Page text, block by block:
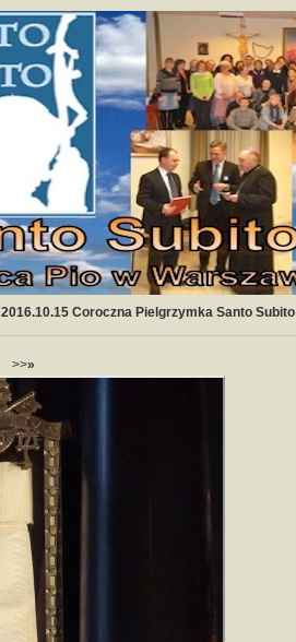
2016.10.15 Coroczna Pielgrzymka Santo Subito
>>»